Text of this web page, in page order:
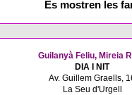
Es mostren les
Guilanyà Feliu, Mireia
DIA I NIT
Av. Guillem Graells,
La Seu d'Urgell